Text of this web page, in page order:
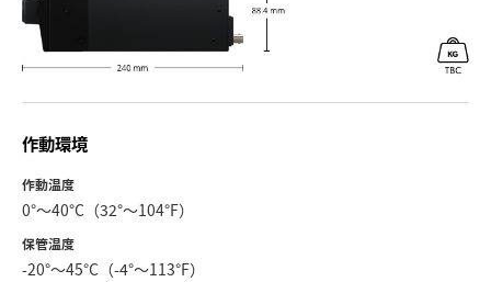
作動環境
作動温度
0°〜40°C（32°〜104°F）
保管温度
-20°〜45°C（-4°〜113°F）